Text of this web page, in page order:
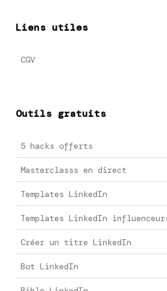
Liens utiles
CGV
Outils gratuits
5 hacks offerts
Masterclasss en direct
Templates LinkedIn
Templates LinkedIn
Créer un titre LinkedIn
Bot LinkedIn